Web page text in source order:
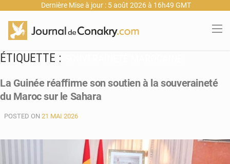
Dernière Mise à jour : 5 août 2026 à 16h49 GMT
ÉTIQUETTE :
La Guinée réaffirme son soutien à la souveraineté
du Maroc sur le Sahara
POSTED ON 21 MAI 2026